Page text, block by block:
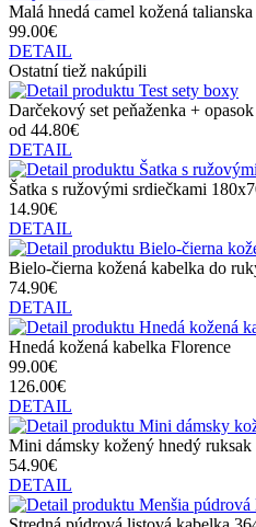
Malá hnedá camel kožená
99.00€
DETAIL
Ostatní tiež nakúpili
Darčekový set peňaženka + opasok
od 44.80€
DETAIL
Šatka s ružovými srdiečkami
14.90€
DETAIL
Bielo-čierna kožená kabelka do
74.90€
DETAIL
Hnedá kožená kabelka Florence
99.00€
126.00€
DETAIL
Mini dámsky kožený hnedý ruksak
54.90€
DETAIL